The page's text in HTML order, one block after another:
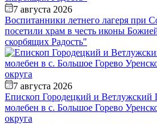
7 августа 2026
Воспитанники летнего лагеря при
посетили храм в честь иконы
скорбящих Радость"
7 августа 2026
Епископ Городецкий и Ветлужский
молебен в с. Большое Горево
округа